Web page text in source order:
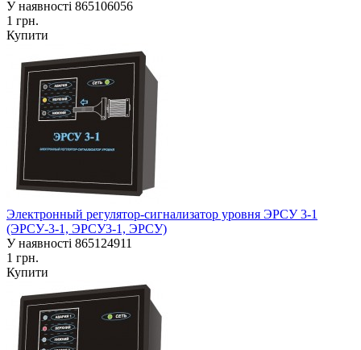
У наявності 865106056
1 грн.
Купити
Электронный регулятор-сигнализатор уровня ЭРСУ 3-1
(ЭРСУ-3-1, ЭРСУ3-1, ЭРСУ)
У наявності 865124911
1 грн.
Купити